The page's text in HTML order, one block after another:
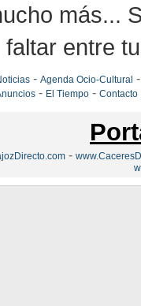
más...
faltar entre
-Agenda Ocio-Cultural
- El Tiempo -Contacto
-